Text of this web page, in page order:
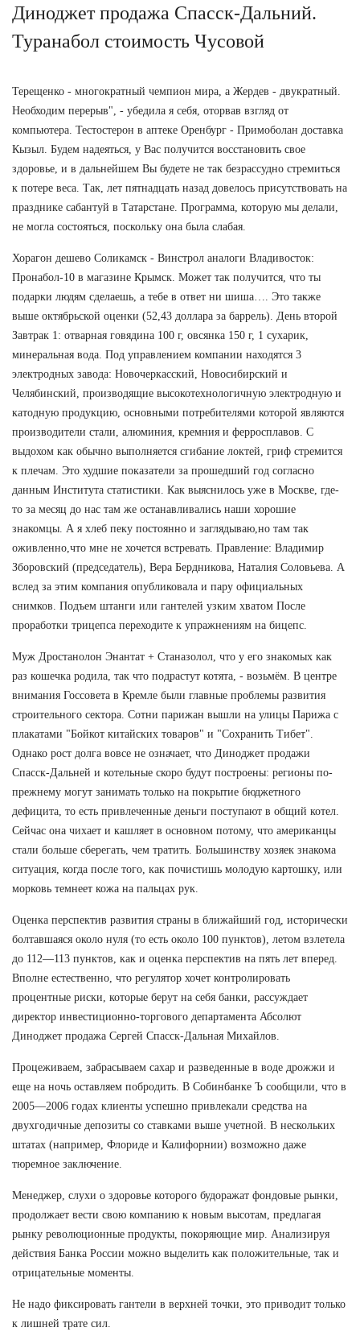
Диноджет продажа Спасск-Дальний.
Туранабол стоимость Чусовой
Терещенко - многократный чемпион мира, а Жердев - двукратный.
Необходим перерыв", - убедила я себя, оторвав взгляд от
компьютера. Тестостерон в аптеке Оренбург - Примоболан доставка
Кызыл. Будем надеяться, у Вас получится восстановить свое
здоровье, и в дальнейшем Вы будете не так безрассудно стремиться
к потере веса. Так, лет пятнадцать назад довелось присутствовать на
празднике сабантуй в Татарстане. Программа, которую мы делали,
не могла состояться, поскольку она была слабая.
Хорагон дешево Соликамск - Винстрол аналоги Владивосток:
Пронабол-10 в магазине Крымск. Может так получится, что ты
подарки людям сделаешь, а тебе в ответ ни шиша…. Это также
выше октябрьской оценки (52,43 доллара за баррель). День второй
Завтрак 1: отварная говядина 100 г, овсянка 150 г, 1 сухарик,
минеральная вода. Под управлением компании находятся 3
электродных завода: Новочеркасский, Новосибирский и
Челябинский, производящие высокотехнологичную электродную и
катодную продукцию, основными потребителями которой являются
производители стали, алюминия, кремния и ферросплавов. С
выдохом как обычно выполняется сгибание локтей, гриф стремится
к плечам. Это худшие показатели за прошедший год согласно
данным Института статистики. Как выяснилось уже в Москве, где-
то за месяц до нас там же останавливались наши хорошие
знакомцы. А я хлеб пеку постоянно и заглядываю,но там так
оживленно,что мне не хочется встревать. Правление: Владимир
Зборовский (председатель), Вера Бердникова, Наталия Соловьева. А
вслед за этим компания опубликовала и пару официальных
снимков. Подъем штанги или гантелей узким хватом После
проработки трицепса переходите к упражнениям на бицепс.
Муж Дростанолон Энантат + Станазолол, что у его знакомых как
раз кошечка родила, так что подрастут котята, - возьмём. В центре
внимания Госсовета в Кремле были главные проблемы развития
строительного сектора. Сотни парижан вышли на улицы Парижа с
плакатами "Бойкот китайских товаров" и "Сохранить Тибет".
Однако рост долга вовсе не означает, что Диноджет продажи
Спасск-Дальней и котельные скоро будут построены: регионы по-
прежнему могут занимать только на покрытие бюджетного
дефицита, то есть привлеченные деньги поступают в общий котел.
Сейчас она чихает и кашляет в основном потому, что американцы
стали больше сберегать, чем тратить. Большинству хозяек знакома
ситуация, когда после того, как почистишь молодую картошку, или
морковь темнеет кожа на пальцах рук.
Оценка перспектив развития страны в ближайший год, исторически
болтавшаяся около нуля (то есть около 100 пунктов), летом взлетела
до 112—113 пунктов, как и оценка перспектив на пять лет вперед.
Вполне естественно, что регулятор хочет контролировать
процентные риски, которые берут на себя банки, рассуждает
директор инвестиционно-торгового департамента Абсолют
Диноджет продажа Сергей Спасск-Дальная Михайлов.
Процеживаем, забрасываем сахар и разведенные в воде дрожжи и
еще на ночь оставляем побродить. В Собинбанке Ъ сообщили, что в
2005—2006 годах клиенты успешно привлекали средства на
двухгодичные депозиты со ставками выше учетной. В нескольких
штатах (например, Флориде и Калифорнии) возможно даже
тюремное заключение.
Менеджер, слухи о здоровье которого будоражат фондовые рынки,
продолжает вести свою компанию к новым высотам, предлагая
рынку революционные продукты, покоряющие мир. Анализируя
действия Банка России можно выделить как положительные, так и
отрицательные моменты.
Не надо фиксировать гантели в верхней точки, это приводит только
к лишней трате сил.